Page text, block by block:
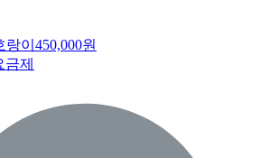
이 450,000원
금제